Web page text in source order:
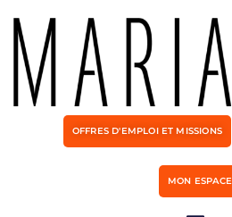
OFFRES D'EMPLOI ET MISSIONS
MON ESPACE